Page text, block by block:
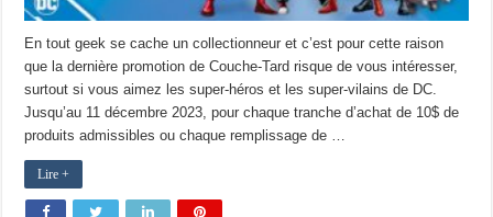
En tout geek se cache un collectionneur et c’est pour cette raison
que la dernière promotion de Couche-Tard risque de vous intéresser,
surtout si vous aimez les super-héros et les super-vilains de DC.
Jusqu’au 11 décembre 2023, pour chaque tranche d’achat de 10$ de
produits admissibles ou chaque remplissage de …
Lire +